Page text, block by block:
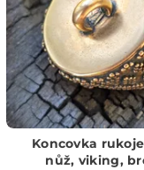
Koncovka
nůž, viking,